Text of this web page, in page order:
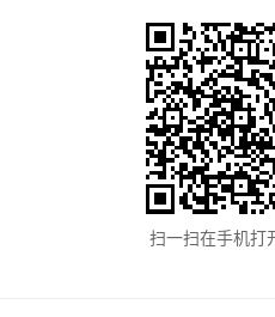
扫一扫在手机打